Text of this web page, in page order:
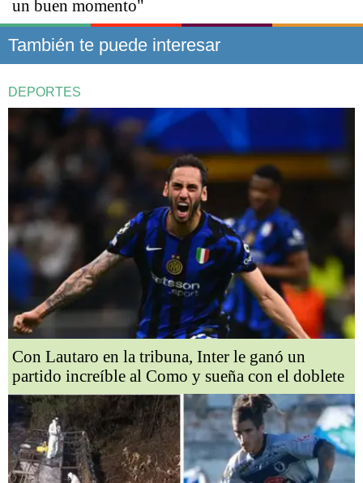
un buen momento"
También te puede interesar
DEPORTES
Con Lautaro en la tribuna, Inter le ganó un
partido increíble al Como y sueña con el doblete